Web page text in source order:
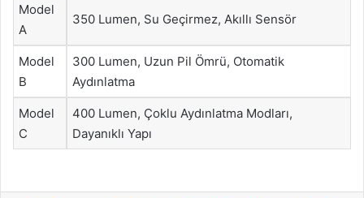
Model
A
350 Lumen, Su Geçirmez, Akıllı Sensör
Model
B
300 Lumen, Uzun Pil Ömrü, Otomatik
Aydınlatma
Model
C
400 Lumen, Çoklu Aydınlatma Modları,
Dayanıklı Yapı